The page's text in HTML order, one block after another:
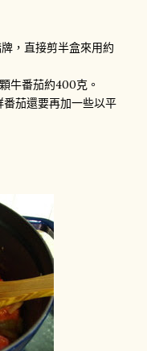
，直接剪半盒來用約
牛番茄約400克。
茄還要再加一些以平